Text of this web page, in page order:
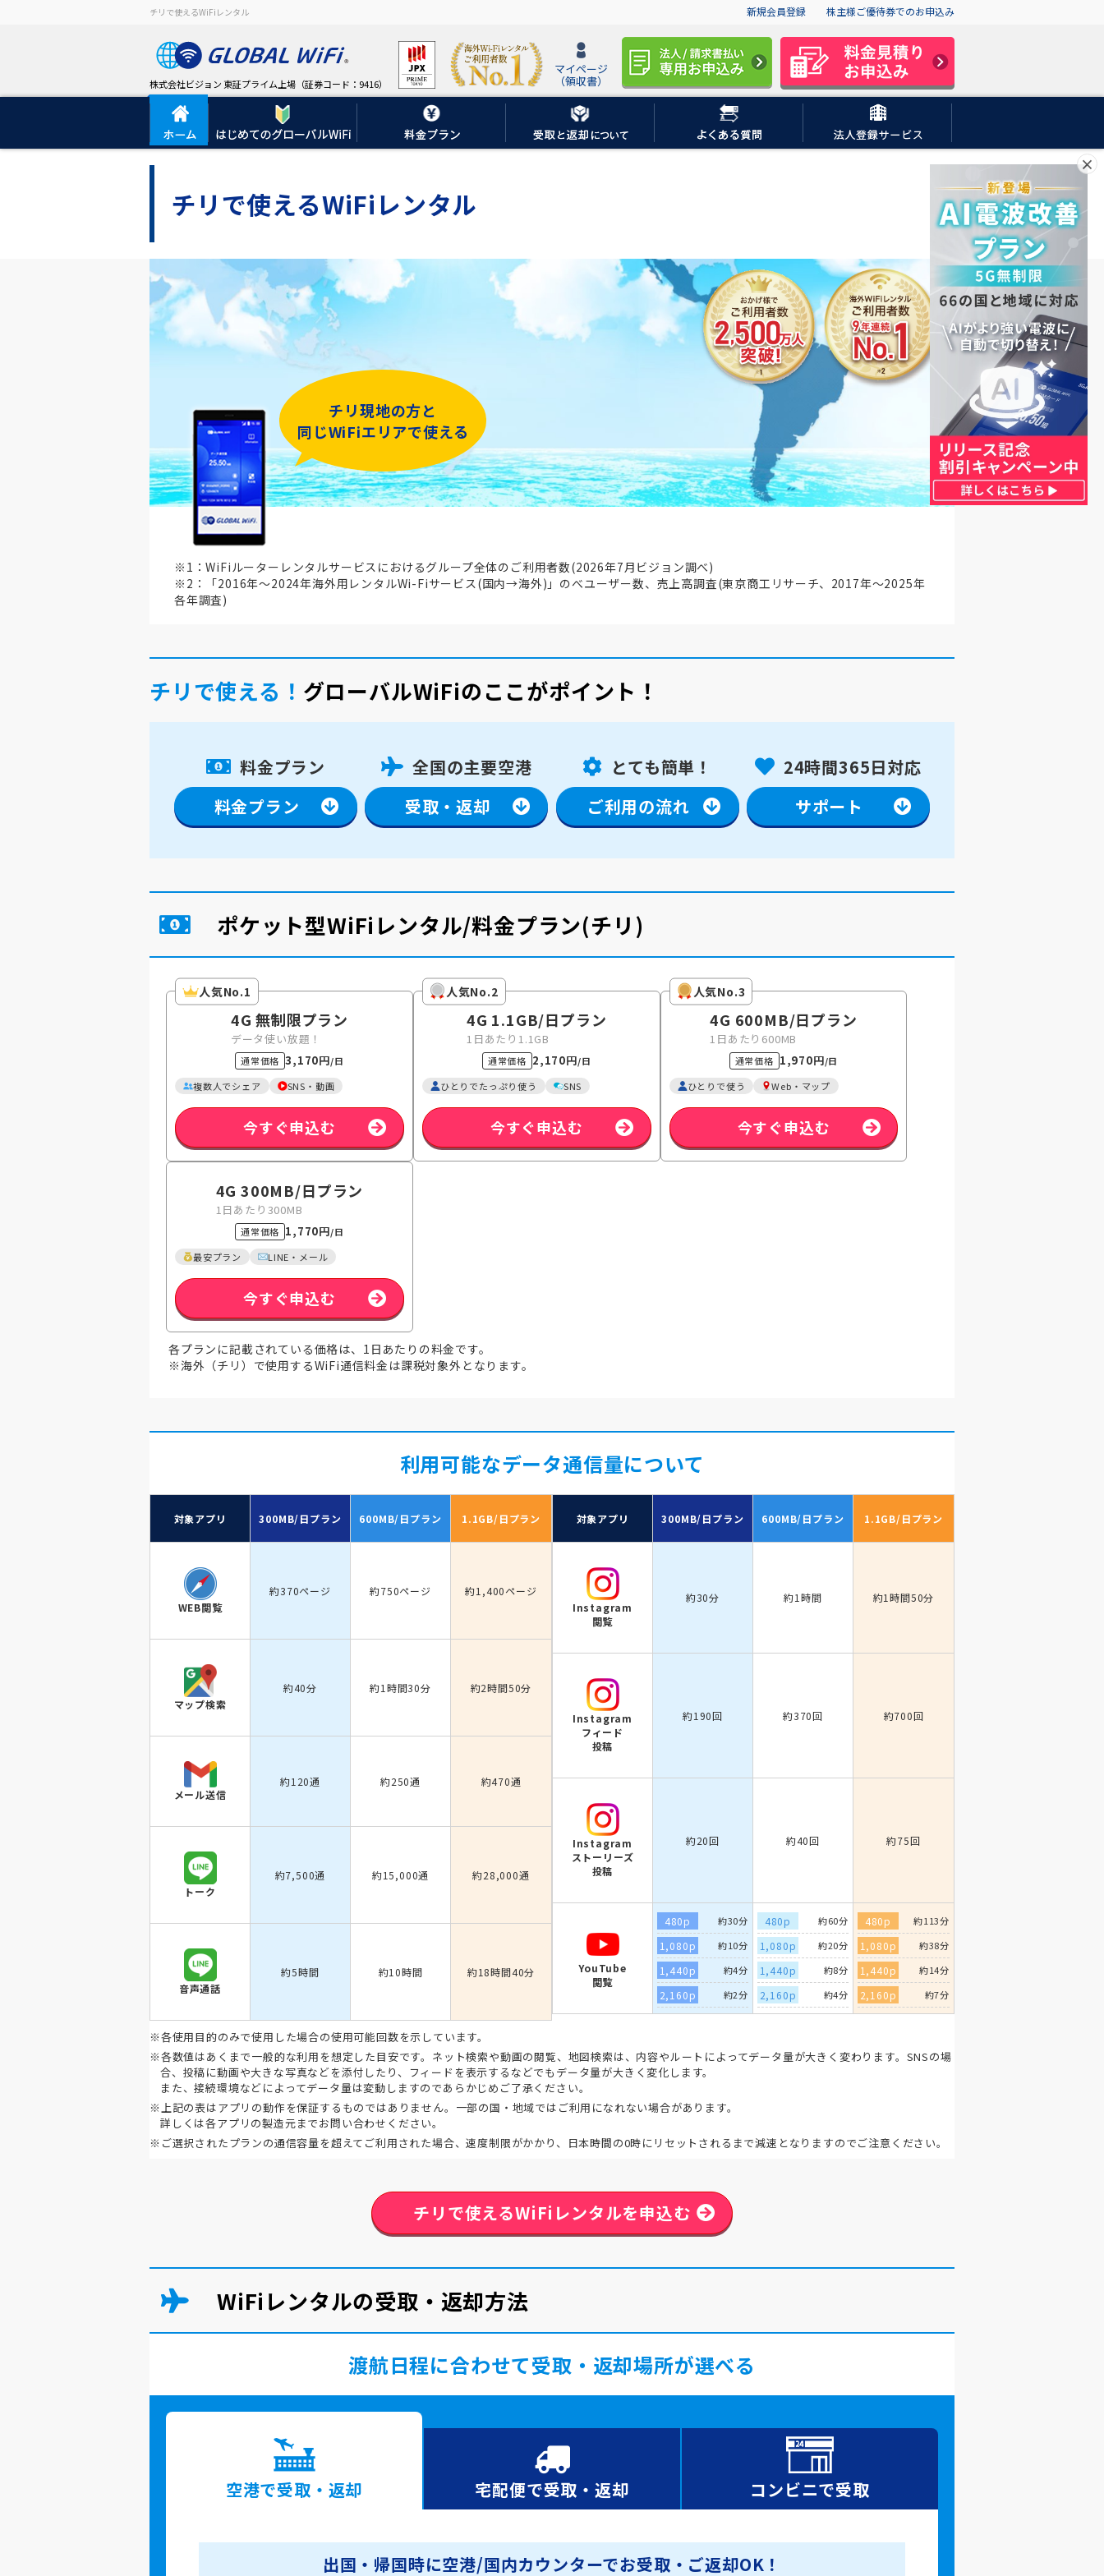
チリで使えるWiFiレンタル 新規会員登録 株主様ご優待券でのお申込み
株式会社ビジョン 東証プライム上場（証券コード：9416）
マイページ
（領収書）
チリで使えるWiFiレンタル
チリ現地の方と
同じWiFiエリアで使える
※1：WiFiルーターレンタルサービスにおけるグループ全体のご利用者数(2026年7月ビジョン調べ)
※2：「2016年～2024年海外用レンタルWi-Fiサービス(国内→海外)」のべユーザー数、売上高調査(東京商工リサーチ、2017年～2025年
各年調査)
チリで使える！ グローバルWiFiのここがポイント！
料金プラン
料金プラン
全国の主要空港
受取・返却
とても簡単！
ご利用の流れ
24時間365日対応
サポート
ポケット型WiFiレンタル/料金プラン(チリ)
人気No.1
4G 無制限プラン
データ使い放題！
通常価格 3,170円/日
複数人でシェア
SNS・動画
今すぐ申込む
人気No.2
4G 1.1GB/日プラン
1日あたり1.1GB
通常価格 2,170円/日
ひとりでたっぷり使う
SNS
今すぐ申込む
人気No.3
4G 600MB/日プラン
1日あたり600MB
通常価格 1,970円/日
ひとりで使う
Web・マップ
今すぐ申込む
4G 300MB/日プラン
1日あたり300MB
通常価格 1,770円/日
最安プラン
LINE・メール
今すぐ申込む
各プランに記載されている価格は、1日あたりの料金です。
※海外（チリ）で使用するWiFi通信料金は課税対象外となります。
利用可能なデータ通信量について
対象アプリ 300MB/日プラン 600MB/日プラン 1.1GB/日プラン
WEB閲覧
約370ページ 約750ページ 約1,400ページ
マップ検索
約40分 約1時間30分 約2時間50分
メール送信
約120通 約250通 約470通
トーク
約7,500通 約15,000通 約28,000通
音声通話
約5時間 約10時間 約18時間40分
対象アプリ 300MB/日プラン 600MB/日プラン 1.1GB/日プラン
Instagram
閲覧
約30分 約1時間 約1時間50分
Instagram
フィード
投稿
約190回 約370回 約700回
Instagram
ストーリーズ
投稿
約20回 約40回 約75回
YouTube
閲覧
480p 約30分
1,080p 約10分
1,440p 約4分
2,160p 約2分
480p 約60分
1,080p 約20分
1,440p 約8分
2,160p 約4分
480p 約113分
1,080p 約38分
1,440p 約14分
2,160p 約7分
※各使用目的のみで使用した場合の使用可能回数を示しています。
※各数値はあくまで一般的な利用を想定した目安です。ネット検索や動画の閲覧、地図検索は、内容やルートによってデータ量が大きく変わります。SNSの場
合、投稿に動画や大きな写真などを添付したり、フィードを表示するなどでもデータ量が大きく変化します。
また、接続環境などによってデータ量は変動しますのであらかじめご了承ください。
※上記の表はアプリの動作を保証するものではありません。一部の国・地域ではご利用になれない場合があります。
詳しくは各アプリの製造元までお問い合わせください。
※ご選択されたプランの通信容量を超えてご利用された場合、速度制限がかかり、日本時間の0時にリセットされるまで減速となりますのでご注意ください。
チリで使えるWiFiレンタルを申込む
WiFiレンタルの受取・返却方法
渡航日程に合わせて受取・返却場所が選べる
空港で受取・返却 宅配便で受取・返却 コンビニで受取
出国・帰国時に空港/国内カウンターでお受取・ご返却OK！
×